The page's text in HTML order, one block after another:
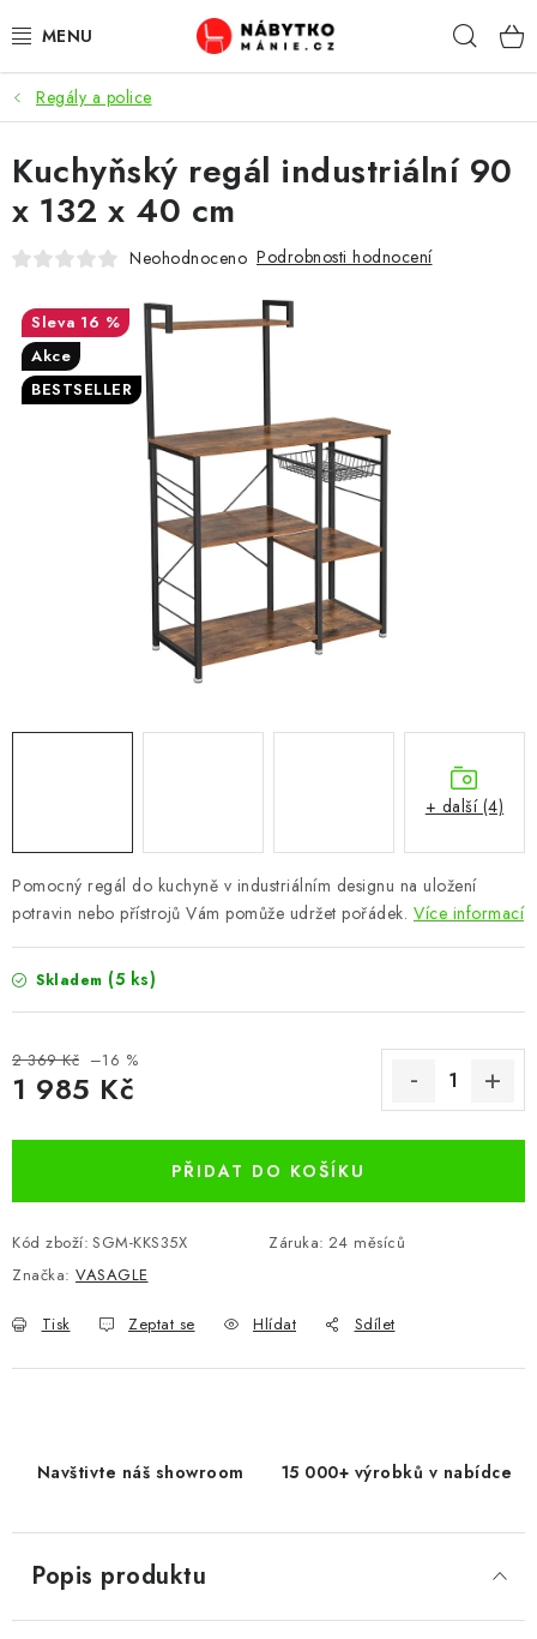
na
OBÝVACÍ POKOJ
KUCHYŇ A JÍDELNA
LOŽNICE
KANCELÁŘ / PRACOVNA
KOUPELNA A WC
CHOVATELSKÉ POTŘEBY
DOPLŇKY A DEKORACE
OSTATNÍ
VÝPRODEJ
Vše o nákupu Info
Reklamace a odstoupení od smlouvy
Regály a police
Pomocný regál do kuchyně v industriálním designu na uložení
potravin nebo přístrojů Vám pomůže udržet pořádek. Více informací
Skladem (5 ks)
2 369 Kč –16 %
1 985 Kč
PŘIDAT DO KOŠÍKU
Kód zboží: SGM-KKS35X Záruka: 24 měsíců
Značka: VASAGLE
Tisk Zeptat se Hlídat Sdílet
Kuchyňský regál industriální 90
x 132 x 40 cm
Neohodnoceno Podrobnosti hodnocení
16 %
Akce
BESTSELLER
+ další (4)
Navštivte náš showroom 15 000+ výrobků v nabídce
Popis produktu